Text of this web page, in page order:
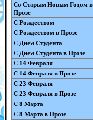
Со Старым Новым Годом в
Прозе
С Рождеством
С Рождеством в Прозе
С Днем Студента
С Днем Студента в Прозе
С 14 Февраля
С 14 Февраля в Прозе
С 23 Февраля
С 23 Февраля в Прозе
С 8 Марта
С 8 Марта в Прозе